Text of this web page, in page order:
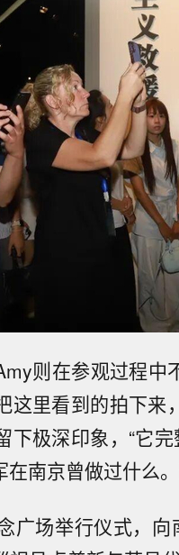
则在参观过程中
这里看到的拍下来
下极深印象，“它
南京曾做过什么
广场举行仪式，